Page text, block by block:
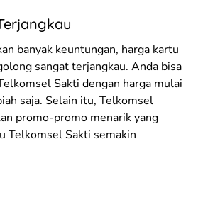
banyak keuntungan, harga kartu
sangat terjangkau. Anda bisa
Sakti dengan harga mulai
saja. Selain itu, Telkomsel
promo-promo menarik yang
Telkomsel Sakti semakin